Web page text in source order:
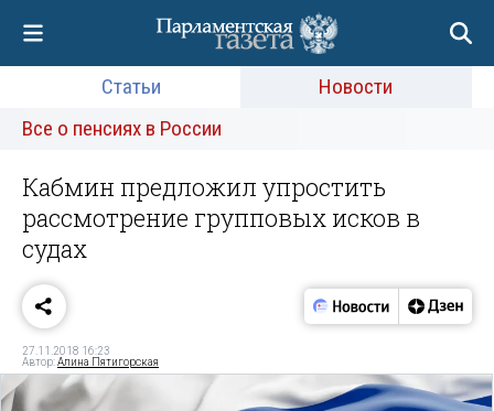
Статьи
Новости
Все о пенсиях в России
Кабмин предложил упростить
рассмотрение групповых исков в
судах
27.11.2018 16:23
Автор:Алина Пятигорская